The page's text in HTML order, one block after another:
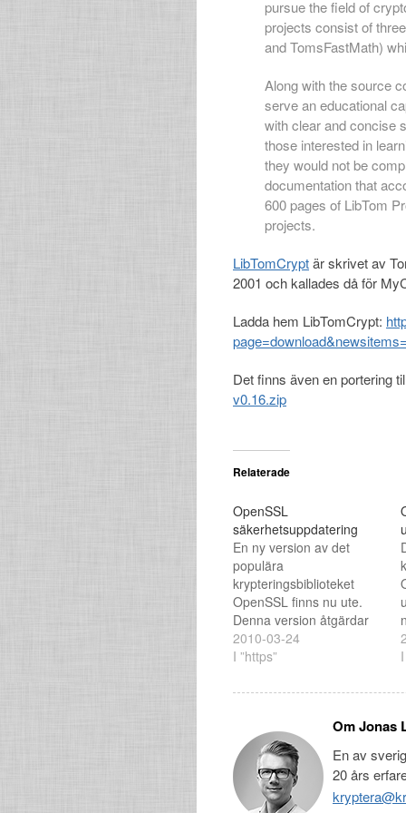
pursue the field of
projects consist of
and TomsFastMath)
Along with the source
serve an educational
with clear and concise
those interested in
they would not be
documentation that
600 pages of LibTom
projects.
LibTomCryptär skrivet av
2001 och kallades då för
Ladda hem LibTomCrypt:
Det finns även en portering
v0.16.zip
Relaterade
OpenSSL
säkerhetsuppdatering
En ny version av det
populära
krypteringsbiblioteket
OpenSSL finns nu ute.
Denna version åtgärdar
ett säkerhetsproblem
som identifierats: "Record
OpenSSL 0.9.8f through
In TLS connections,
certain incorrectly
formatted records can
cause an OpenSSL client
2010-03-24
I ”https”
Om Jonas
En av
20 års